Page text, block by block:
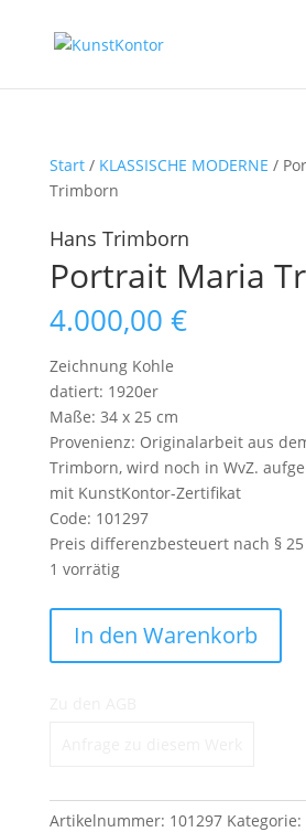
Start/ KLASSISCHE MODERNE /
Trimborn
Hans Trimborn
Portrait Maria
4.000,00 €
Zeichnung Kohle
datiert: 1920er
Maße: 34 x 25 cm
Provenienz: Originalarbeit aus
Trimborn, wird noch in WvZ.
mit KunstKontor-Zertifikat
Code: 101297
Preis differenzbesteuert nach § 25
1 vorrätig
Maria
Trimborn
In den Warenkorb
Artikelnummer: 101297 Kategorie: